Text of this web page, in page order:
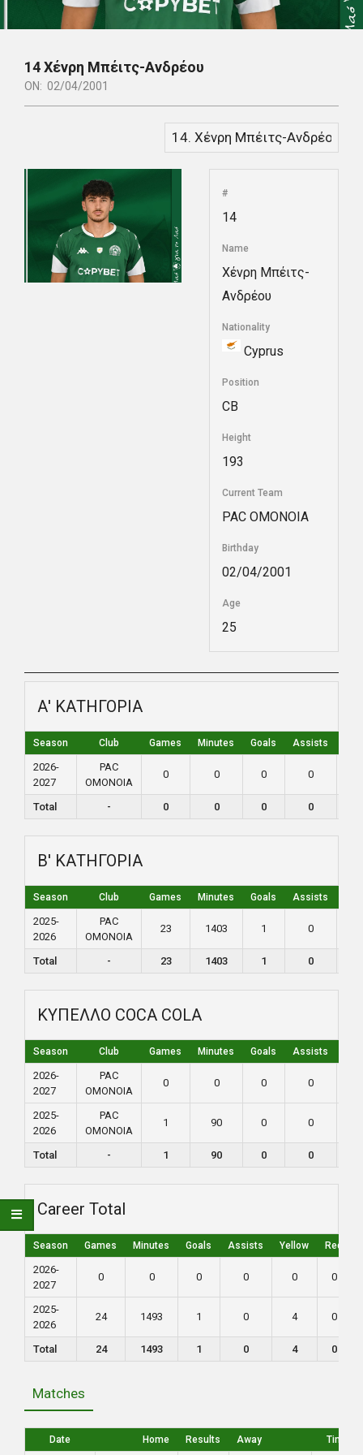
14Χένρη Μπέιτς-Ανδρέου
ON: 02/04/2001
#
14
Name
Χένρη Μπέιτς-
Ανδρέου
Nationality
Cyprus
Position
CB
Height
193
Current Team
PAC ΟΜΟΝΟΙΑ
Birthday
02/04/2001
Age
25
Α' ΚΑΤΗΓΟΡΙΑ
Season Club Games Minutes Goals Assists
2026-
2027
PAC
ΟΜΟΝΟΙΑ
0 0 0 0
Total - 0 0 0 0
Β' ΚΑΤΗΓΟΡΙΑ
Season Club Games Minutes Goals Assists
2025-
2026
PAC
ΟΜΟΝΟΙΑ
23 1403 1 0
Total - 23 1403 1 0
ΚΥΠΕΛΛΟ COCA COLA
Season Club Games Minutes Goals Assists
2026-
2027
PAC
ΟΜΟΝΟΙΑ
0 0 0 0
2025-
2026
PAC
ΟΜΟΝΟΙΑ
1 90 0 0
Total - 1 90 0 0
Career Total
Season Games Minutes Goals Assists Yellow Red
2026-
2027
0 0 0 0 0 0
2025-
2026
24 1493 1 0 4 0
Total 24 1493 1 0 4 0
Matches
Date Home Results Away Time